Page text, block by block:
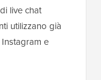
live chat
utilizzano già
e